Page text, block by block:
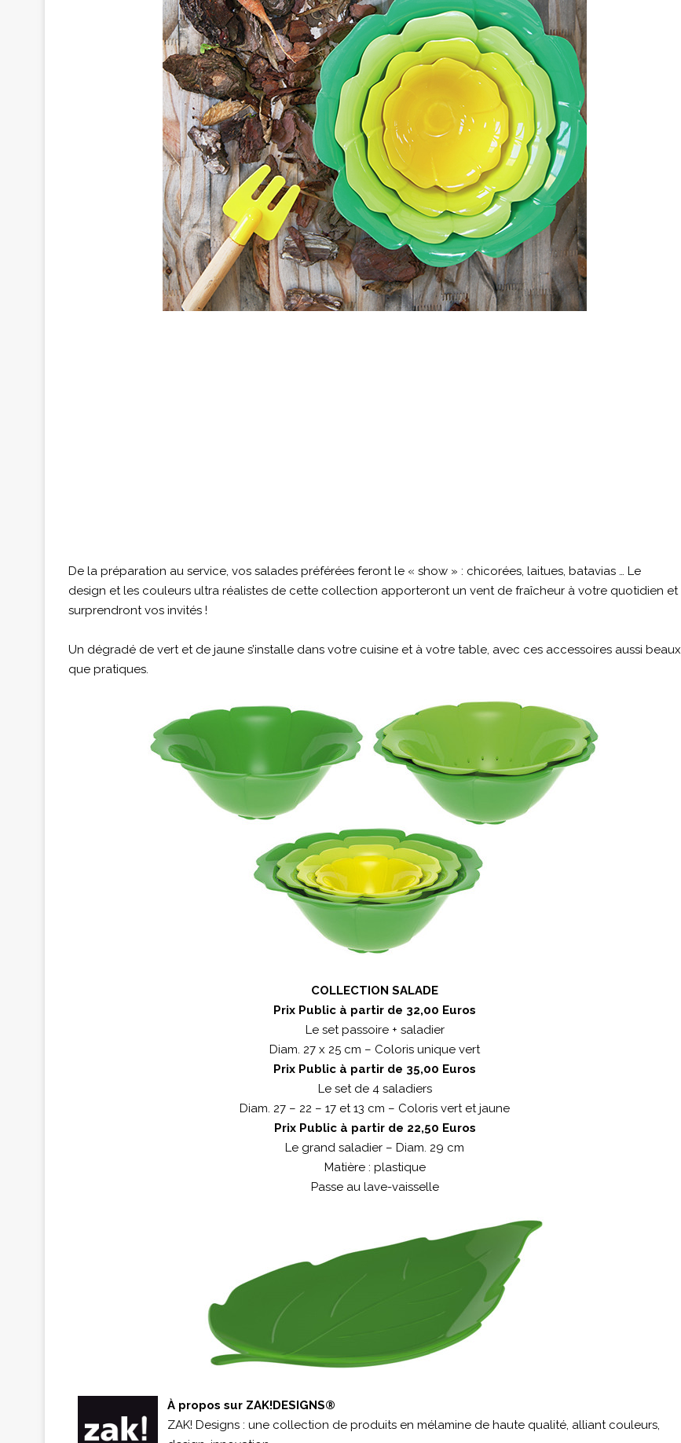
De la préparation au service, vos salades préférées feront le « show » : chicorées, laitues, batavias … Le
design et les couleurs ultra réalistes de cette collection apporteront un vent de fraîcheur à votre quotidien et
surprendront vos invités !
Un dégradé de vert et de jaune s’installe dans votre cuisine et à votre table, avec ces accessoires aussi beaux
que pratiques.
COLLECTION SALADE
Prix Public à partir de 32,00 Euros
Le set passoire + saladier
Diam. 27 x 25 cm – Coloris unique vert
Prix Public à partir de 35,00 Euros
Le set de 4 saladiers
Diam. 27 – 22 – 17 et 13 cm – Coloris vert et jaune
Prix Public à partir de 22,50 Euros
Le grand saladier – Diam. 29 cm
Matière : plastique
Passe au lave-vaisselle
À propos sur ZAK!DESIGNS®
ZAK! Designs : une collection de produits en mélamine de haute qualité, alliant couleurs,